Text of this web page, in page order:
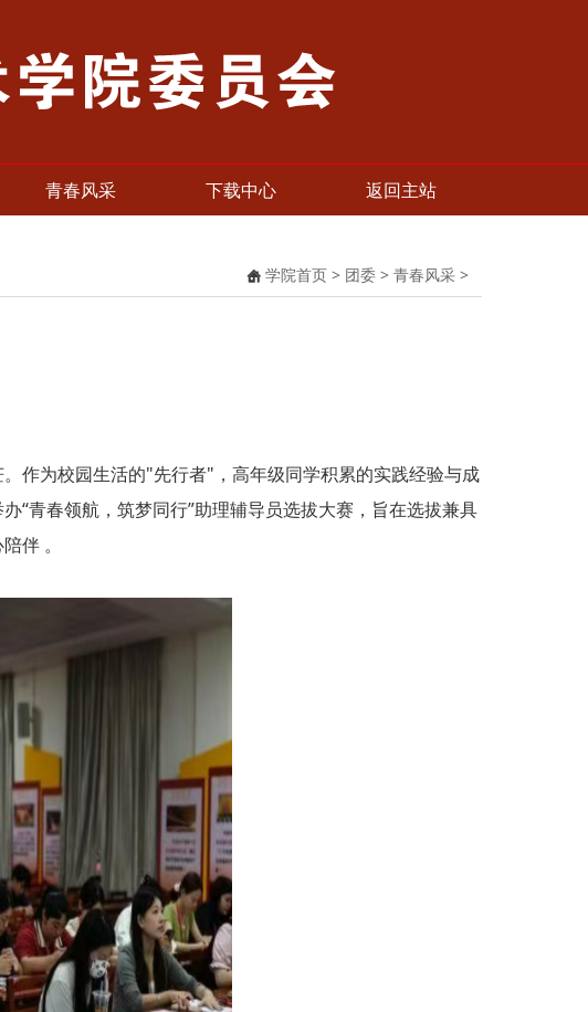
青春风采 下载中心 返回主站
学院首页 > 团委 > 青春风采 >
作为校园生活的"先行者"，高年级同学积累的实践经验与成
“青春领航，筑梦同行”助理辅导员选拔大赛，旨在选拔兼具
伴 。